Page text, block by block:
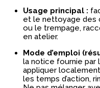
Usage principal :
et le nettoyage des
ou le trempage,
en atelier.
Mode d’emploi
la notice fournie par
appliquer
les temps d’action,